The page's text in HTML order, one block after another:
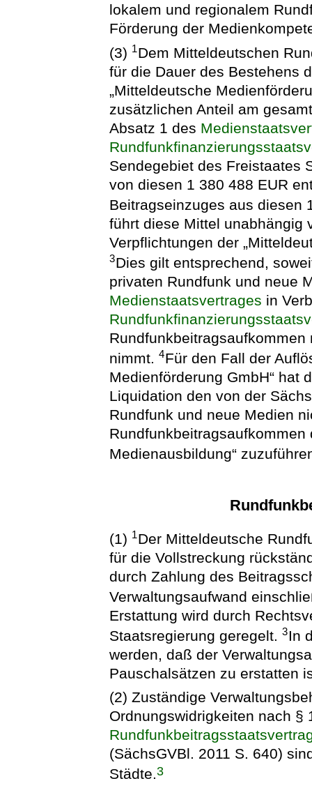
lokalem und regionalem
Förderung der
(3) 1Dem Mitteldeutschen
für die Dauer des Bestehens
„Mitteldeutsche
zusätzlichen Anteil am
Absatz 1 des
Sendegebiet des Freistaates
von diesen 1 380 488 EUR
Beitragseinzuges aus diesen
führt diese Mittel unabhängig
Verpflichtungen der
3Dies gilt entsprechend,
privaten Rundfunk und neue
Medienstaatsvertrages in
nimmt.4Für den Fall der
Medienförderung GmbH“ hat
Liquidation den von der
Rundfunk und neue Medien
Rundfunkbeitragsaufkommen
Medienausbildung“
(1) 1Der Mitteldeutsche
für die Vollstreckung
durch Zahlung des
Verwaltungsaufwand
Erstattung wird durch
Staatsregierung geregelt.3In
werden, daß der
Pauschalsätzen zu erstatten
(2) Zuständige
Ordnungswidrigkeiten nach §
(SächsGVBl. 2011 S. 640)
Städte.3